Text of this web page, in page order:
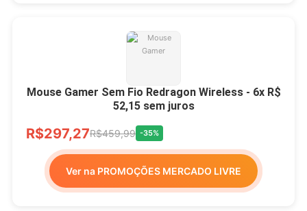
Mouse Gamer Sem Fio Redragon Wireless - 6x R$
52,15 sem juros
R$297,27R$459,99 -35%
Ver na PROMOÇÕES MERCADO LIVRE